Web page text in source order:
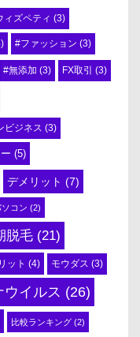
ィズペティ (3)
#ファッション (3)
#無添加 (3) FX取引 (3)
ビジネス (3)
(5)
デメリット (7)
ソコン (2)
脱毛 (21)
ット (4) モウダス (3)
ウイルス (26)
比較ランキング (2)